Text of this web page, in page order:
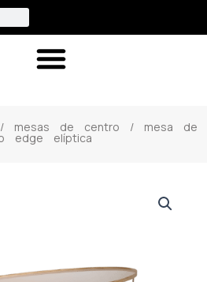
mesas de centro / mesa de
edge elíptica